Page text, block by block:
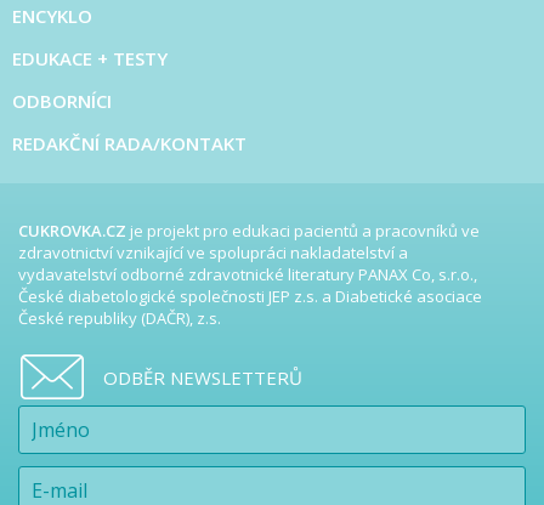
ENCYKLO
EDUKACE + TESTY
ODBORNÍCI
REDAKČNÍ RADA/KONTAKT
CUKROVKA.CZ je projekt pro edukaci pacientů a pracovníků ve
zdravotnictví vznikající ve spolupráci nakladatelství a
vydavatelství odborné zdravotnické literatury PANAX Co, s.r.o.,
České diabetologické společnosti JEP z.s. a Diabetické asociace
České republiky (DAČR), z.s.
ODBĚR NEWSLETTERŮ